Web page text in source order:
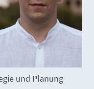
und Planung